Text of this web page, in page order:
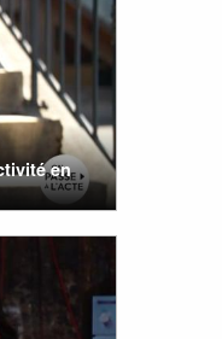
en